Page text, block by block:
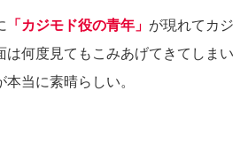
「カジモド役の青年」 が現れてカジ
は何度見てもこみあげてきてしまい
当に素晴らしい。